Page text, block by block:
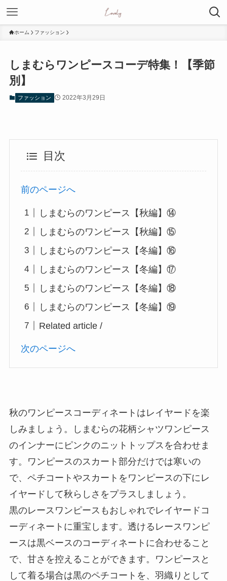
ホーム ファッション
しまむらワンピースコーデ特集！【季節
別】
ファッション 2022年3月29日
目次
前のページへ
しまむらのワンピース【秋編】⑭
しまむらのワンピース【秋編】⑮
しまむらのワンピース【冬編】⑯
しまむらのワンピース【冬編】⑰
しまむらのワンピース【冬編】⑱
しまむらのワンピース【冬編】⑲
Related article /
次のページへ
秋のワンピースコーディネートはレイヤードを楽
しみましょう。しまむらの花柄シャツワンピース
のインナーにピンクのニットトップスを合わせま
す。ワンピースのスカート部分だけでは寒いの
で、ペチコートやスカートをワンピースの下にレ
イヤードして秋らしさをプラスしましょう。
黒のレースワンピースもおしゃれでレイヤードコ
ーディネートに重宝します。透けるレースワンピ
ースは黒ベースのコーディネートに合わせること
で、甘さを控えることができます。ワンピースと
して着る場合は黒のペチコートを、羽織りとして